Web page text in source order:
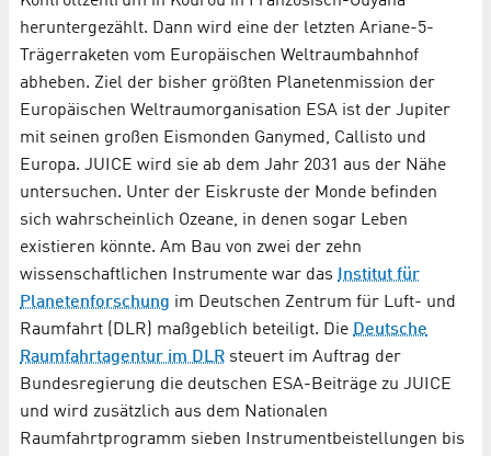
heruntergezählt. Dann wird eine der letzten Ariane-5-
Trägerraketen vom Europäischen Weltraumbahnhof
abheben. Ziel der bisher größten Planetenmission der
Europäischen Weltraumorganisation ESA ist der Jupiter
mit seinen großen Eismonden Ganymed, Callisto und
Europa. JUICE wird sie ab dem Jahr 2031 aus der Nähe
untersuchen. Unter der Eiskruste der Monde befinden
sich wahrscheinlich Ozeane, in denen sogar Leben
existieren könnte. Am Bau von zwei der zehn
wissenschaftlichen Instrumente war das
Institut für
Planetenforschung im Deutschen Zentrum für Luft- und
Raumfahrt (DLR) maßgeblich beteiligt. Die Deutsche
Raumfahrtagentur im DLR steuert im Auftrag der
Bundesregierung die deutschen ESA-Beiträge zu JUICE
und wird zusätzlich aus dem Nationalen
Raumfahrtprogramm sieben Instrumentbeistellungen bis